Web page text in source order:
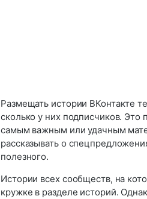
Размещать истории ВКонтакте
сколько у них подписчиков. Это
самым важным или удачным
рассказывать о
полезного.
Истории всех сообществ, на
кружке в разделе историй.